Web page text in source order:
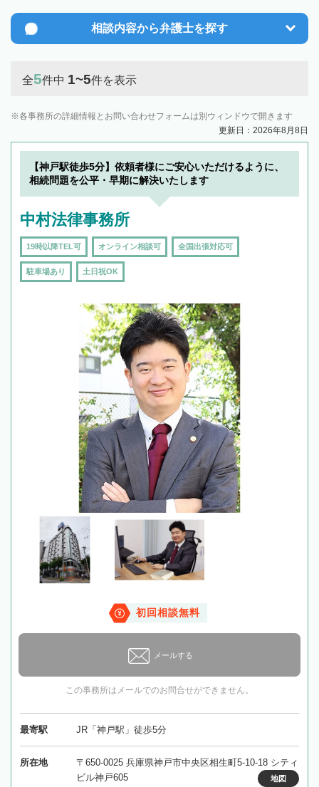
相談内容から弁護士を探す
全5件中 1~5件を表示
各事務所の詳細情報とお問い合わせフォームは別ウィンドウで開きます
更新日：2026年8月8日
【神戸駅徒歩5分】依頼者様にご安心いただけるように、
相続問題を公平・早期に解決いたします
中村法律事務所
19時以降TEL可 オンライン相談可 全国出張対応可
駐車場あり 土日祝OK
初回相談無料
メールする
この事務所はメールでのお問合せができません。
最寄駅 JR「神戸駅」徒歩5分
所在地
〒650-0025 兵庫県神戸市中央区相生町5-10-18 シティ
ビル神戸605
地図